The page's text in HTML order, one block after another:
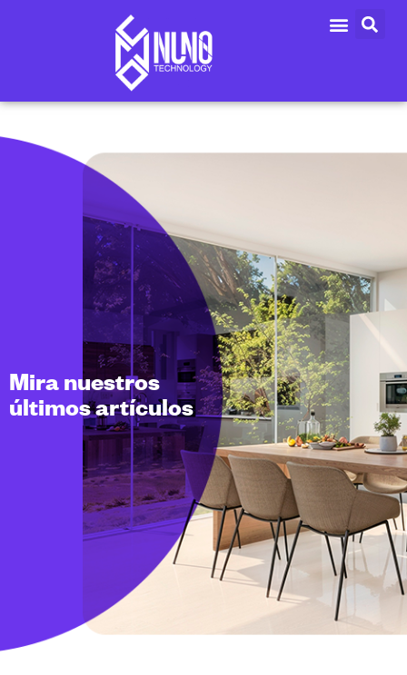
Mira nuestros
últimos artículos